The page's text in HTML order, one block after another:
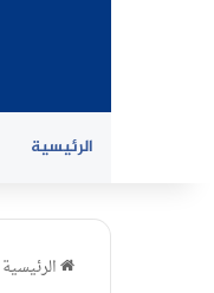
الرئيسية
الرئيسية